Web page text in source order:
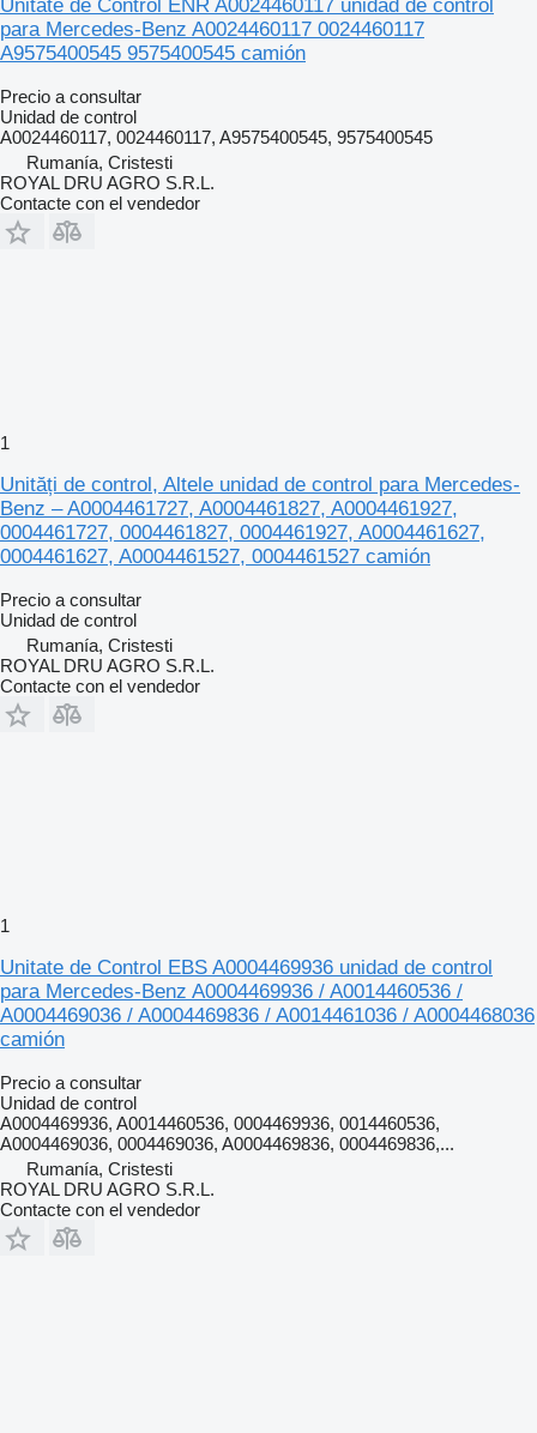
Unitate de Control ENR A0024460117 unidad de control
para Mercedes-Benz A0024460117 0024460117
A9575400545 9575400545 camión
Precio a consultar
Unidad de control
A0024460117, 0024460117, A9575400545, 9575400545
Rumanía, Cristesti
ROYAL DRU AGRO S.R.L.
Contacte con el vendedor
1
Unități de control, Altele unidad de control para Mercedes-
Benz – A0004461727, A0004461827, A0004461927,
0004461727, 0004461827, 0004461927, A0004461627,
0004461627, A0004461527, 0004461527 camión
Precio a consultar
Unidad de control
Rumanía, Cristesti
ROYAL DRU AGRO S.R.L.
Contacte con el vendedor
1
Unitate de Control EBS A0004469936 unidad de control
para Mercedes-Benz A0004469936 / A0014460536 /
A0004469036 / A0004469836 / A0014461036 / A0004468036
camión
Precio a consultar
Unidad de control
A0004469936, A0014460536, 0004469936, 0014460536,
A0004469036, 0004469036, A0004469836, 0004469836,...
Rumanía, Cristesti
ROYAL DRU AGRO S.R.L.
Contacte con el vendedor